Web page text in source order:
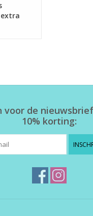
voor de
10% korting: